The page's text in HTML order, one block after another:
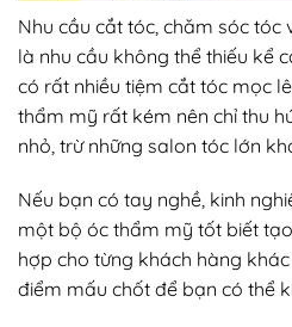
Nhu cầu cắt tóc, chăm sóc
là nhu cầu không thể thiếu kể
có rất nhiều tiệm cắt tóc mọc
thẩm mỹ rất kém nên chỉ thu
nhỏ, trừ những salon tóc lớn
Nếu bạn có tay nghề, kinh
một bộ óc thẩm mỹ tốt biết
hợp cho từng khách hàng
điểm mấu chốt để bạn có thể